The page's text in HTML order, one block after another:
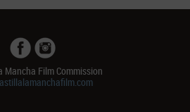
Mancha Film Commission